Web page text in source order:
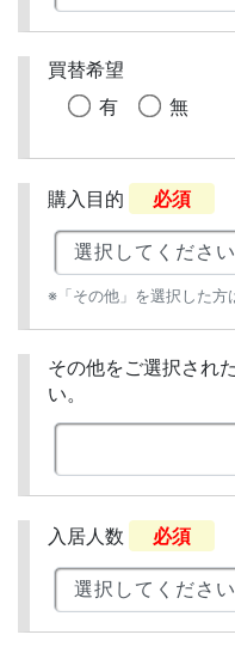
買替希望
有
無
購入目的 必須
※「その他」を選択した方
その他をご選択され
い。
入居人数 必須